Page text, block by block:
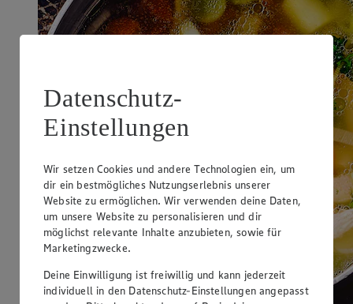
Datenschutz-
Einstellungen
Wir setzen Cookies und andere Technologien ein, um
dir ein bestmögliches Nutzungserlebnis unserer
Website zu ermöglichen. Wir verwenden deine Daten,
um unsere Website zu personalisieren und dir
möglichst relevante Inhalte anzubieten, sowie für
Marketingzwecke.
Deine Einwilligung ist freiwillig und kann jederzeit
individuell in den Datenschutz-Einstellungen angepasst